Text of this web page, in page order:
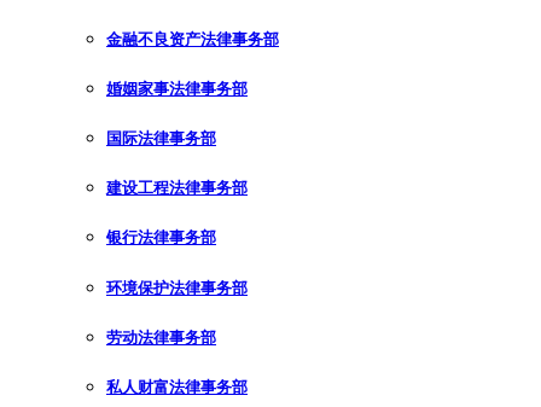
金融不良资产法律事务部
婚姻家事法律事务部
国际法律事务部
建设工程法律事务部
银行法律事务部
环境保护法律事务部
劳动法律事务部
私人财富法律事务部